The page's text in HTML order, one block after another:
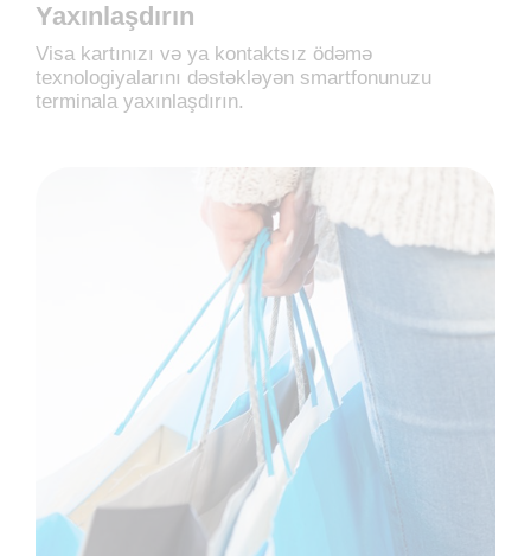
Yaxınlaşdırın
Visa kartınızı və ya kontaktsız ödəmə
texnologiyalarını dəstəkləyən smartfonunuzu
terminala yaxınlaşdırın.